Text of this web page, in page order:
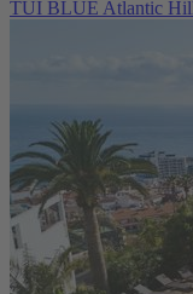
TUI BLUE Atlantic